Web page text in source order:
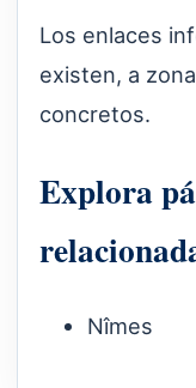
Los enlaces
existen, a
concretos.
Explora
Nîmes